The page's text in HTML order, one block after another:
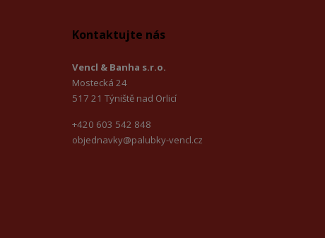
Kontaktujte nás
Vencl & Banha s.r.o.
Mostecká 24
517 21 Týniště nad Orlicí
+420 603 542 848
objednavky@palubky-vencl.cz